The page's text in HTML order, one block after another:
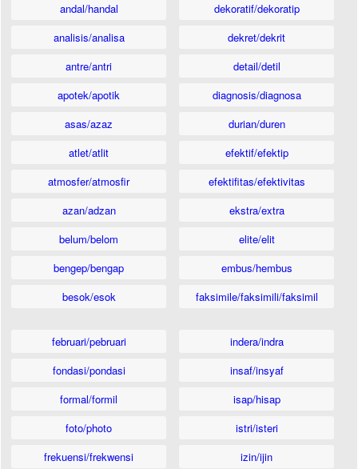
andal/handal
analisis/analisa
antre/antri
apotek/apotik
asas/azaz
atlet/atlit
atmosfer/atmosfir
azan/adzan
belum/belom
bengep/bengap
besok/esok
dekoratif/dekoratip
dekret/dekrit
detail/detil
diagnosis/diagnosa
durian/duren
efektif/efektip
efektifitas/efektivitas
ekstra/extra
elite/elit
embus/hembus
faksimile/faksimili/faksimil
februari/pebruari
fondasi/pondasi
formal/formil
foto/photo
frekuensi/frekwensi
indera/indra
insaf/insyaf
isap/hisap
istri/isteri
izin/ijin